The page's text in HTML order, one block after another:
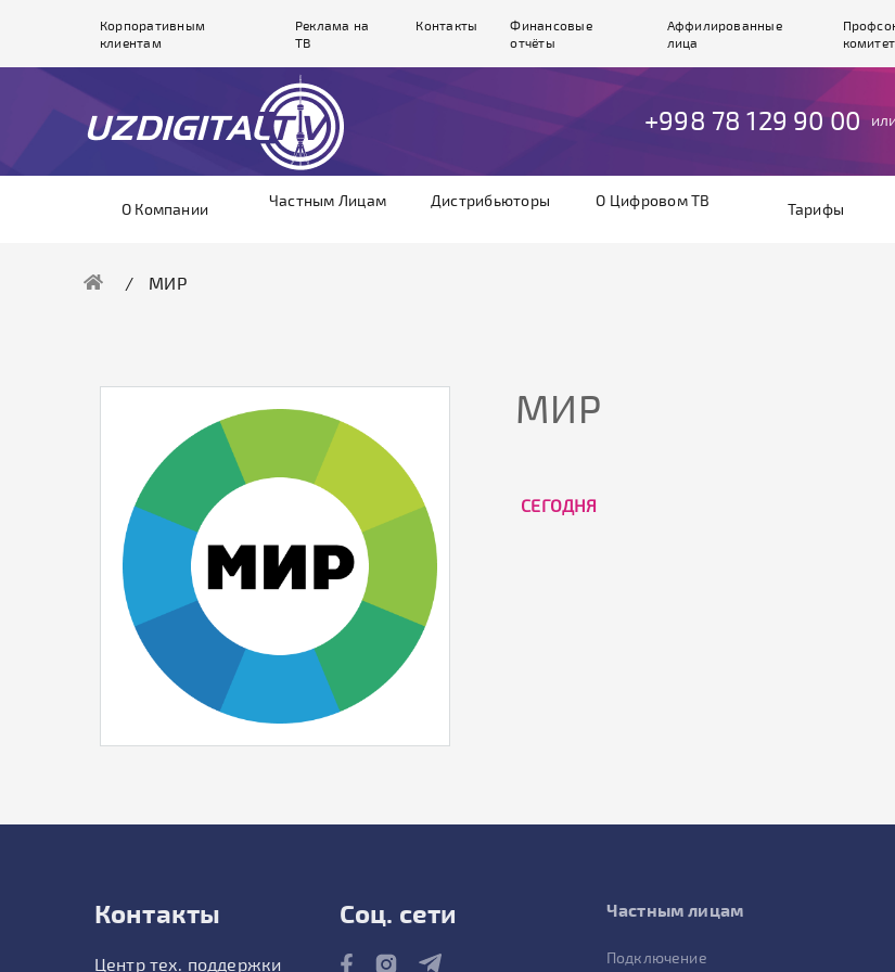
Корпоративным
клиентам
Реклама на
ТВ
Контакты
Финансовые
отчёты
Аффилированные
лица
комитет
+998 78 129 90 00 или
О Компании Частным Лицам Дистрибьюторы О Цифровом ТВ Тарифы
МИР
МИР
CЕГОДНЯ
Контакты
Центр тех. поддержки
Соц. сети Частным лицам
Подключение